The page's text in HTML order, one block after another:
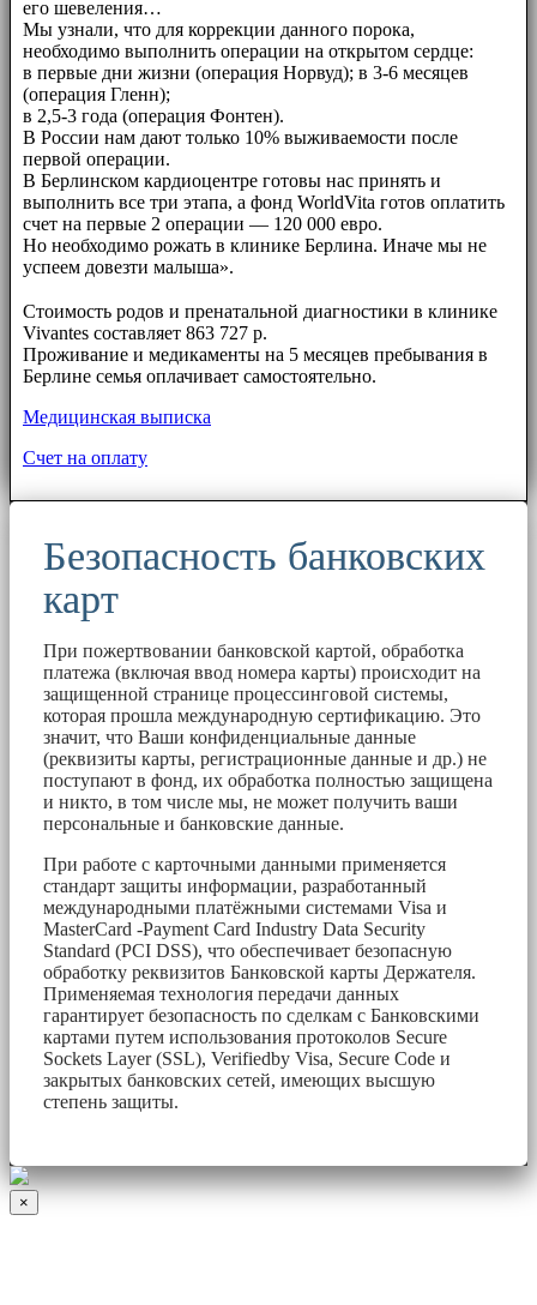
его шевеления…
Мы узнали, что для коррекции данного порока,
необходимо выполнить операции на открытом сердце:
в первые дни жизни (операция Норвуд); в 3-6 месяцев
(операция Гленн);
в 2,5-3 года (операция Фонтен).
В России нам дают только 10% выживаемости после
первой операции.
В Берлинском кардиоцентре готовы нас принять и
выполнить все три этапа, а фонд WorldVita готов оплатить
счет на первые 2 операции — 120 000 евро.
Но необходимо рожать в клинике Берлина. Иначе мы не
успеем довезти малыша».
Стоимость родов и пренатальной диагностики в клинике
Vivantes составляет 863 727 р.
Проживание и медикаменты на 5 месяцев пребывания в
Берлине семья оплачивает самостоятельно.
Медицинская выписка
Счет на оплату
Безопасность банковских
карт
При пожертвовании банковской картой, обработка
платежа (включая ввод номера карты) происходит на
защищенной странице процессинговой системы,
которая прошла международную сертификацию. Это
значит, что Ваши конфиденциальные данные
(реквизиты карты, регистрационные данные и др.) не
поступают в фонд, их обработка полностью защищена
и никто, в том числе мы, не может получить ваши
персональные и банковские данные.
При работе с карточными данными применяется
стандарт защиты информации, разработанный
международными платёжными системами Visa и
MasterCard -Payment Card Industry Data Security
Standard (PCI DSS), что обеспечивает безопасную
обработку реквизитов Банковской карты Держателя.
Применяемая технология передачи данных
гарантирует безопасность по сделкам с Банковскими
картами путем использования протоколов Secure
Sockets Layer (SSL), Verifiedby Visa, Secure Code и
закрытых банковских сетей, имеющих высшую
степень защиты.
×